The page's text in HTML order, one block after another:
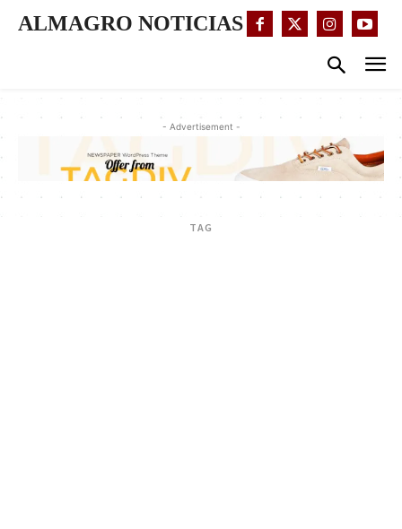
ALMAGRO NOTICIAS
- Advertisement -
TAG